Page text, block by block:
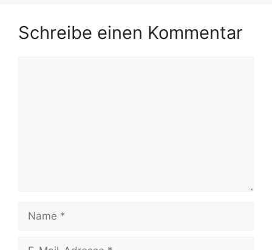
Schreibe einen Kommentar